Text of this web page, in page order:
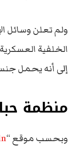
ولم تعلن وسائل
الخلفية
إلى أنه يحمل
منظمة
وبحسب موقع “